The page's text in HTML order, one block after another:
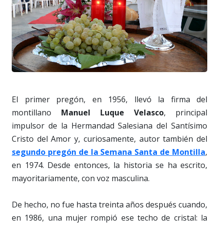
El primer pregón, en 1956, llevó la firma del
montillano Manuel Luque Velasco, principal
impulsor de la Hermandad Salesiana del Santísimo
Cristo del Amor y, curiosamente, autor también del
segundo pregón de la Semana Santa de Montilla,
en 1974. Desde entonces, la historia se ha escrito,
mayoritariamente, con voz masculina.
De hecho, no fue hasta treinta años después cuando,
en 1986, una mujer rompió ese techo de cristal: la